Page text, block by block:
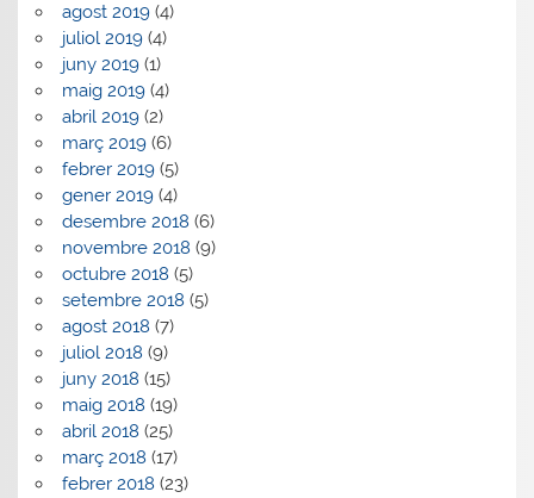
agost 2019(4)
juliol 2019(4)
juny 2019(1)
maig 2019(4)
abril 2019(2)
març 2019(6)
febrer 2019(5)
gener 2019(4)
desembre 2018 (6)
novembre 2018 (9)
octubre 2018 (5)
setembre 2018 (5)
agost 2018 (7)
juliol 2018 (9)
juny 2018 (15)
maig 2018 (19)
abril 2018 (25)
març 2018 (17)
febrer 2018 (23)